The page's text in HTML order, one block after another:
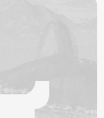
seja
Segundo os
o